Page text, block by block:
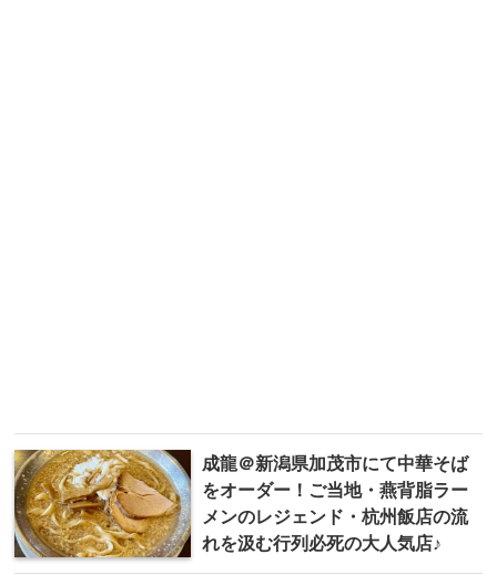
成龍＠新潟県加茂市にて中華そば
をオーダー！ご当地・燕背脂ラー
メンのレジェンド・杭州飯店の流
れを汲む行列必死の大人気店♪